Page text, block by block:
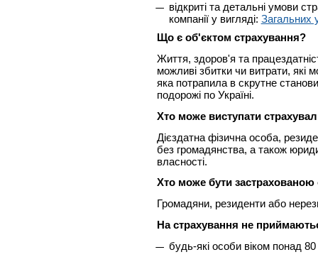
відкриті та детальні умови
компанії у вигляді: Загальних
Що є об'єктом страхування?
Життя, здоров'я та
можливі збитки чи витрати, які
яка потрапила в скрутне
подорожі по Україні.
Хто може виступати
Дієздатна фізична особа,
без громадянства, а також
власності.
Хто може бути
Громадяни, резиденти або
На страхування не
будь-які особи віком понад 80